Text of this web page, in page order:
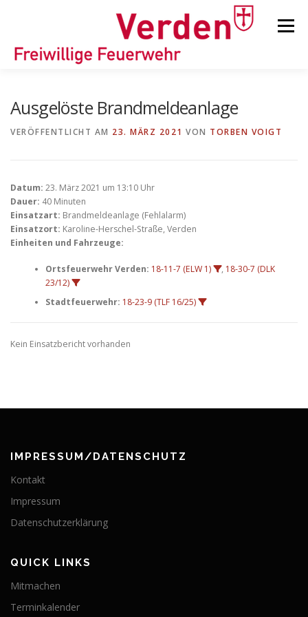
Menü
KINDER-/JUGENDFEUERWEHR
Ausgelöste Brandmeldeanlage
VERÖFFENTLICHT AM 23. MÄRZ 2021 VON TORBEN VOIGT
Datum: 23. März 2021 um 13:10 Uhr
Dauer: 40 Minuten
Einsatzart: Brandmeldeanlage (Fehlalarm)
Einsatzort: Karoline-Herschel-Straße, Verden
Einheiten und Fahrzeuge:
Ortsfeuerwehr Verden: 18-11-7 (ELW 1) , 18-30-7 (DLK
23/12)
Stadtfeuerwehr: 18-23-9 (TLF 16/25)
Kein Einsatzbericht vorhanden
IMPRESSUM/DATENSCHUTZ
Kontakt
Impressum
Datenschutzerklärung
QUICK LINKS
Mitmachen
Terminkalender